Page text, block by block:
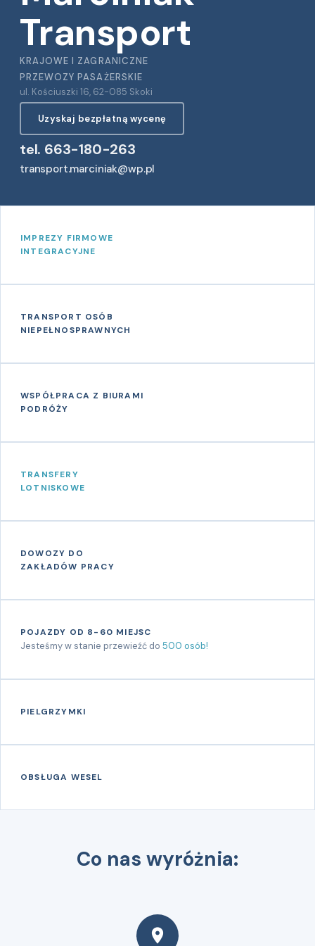
Transport
KRAJOWE I ZAGRANICZNE
PRZEWOZY PASAŻERSKIE
ul. Kościuszki 16, 62-085 Skoki
Uzyskaj bezpłatną wycenę
tel. 663-180-263
transport.marciniak@wp.pl
IMPREZY FIRMOWE
INTEGRACYJNE
TRANSPORT OSÓB
NIEPEŁNOSPRAWNYCH
WSPÓŁPRACA Z BIURAMI
PODRÓŻY
TRANSFERY
LOTNISKOWE
DOWOZY DO
ZAKŁADÓW PRACY
POJAZDY OD 8-60 MIEJSC
Jesteśmy w stanie przewieźć do 500 osób!
PIELGRZYMKI
OBSŁUGA WESEL
Co nas wyróżnia: